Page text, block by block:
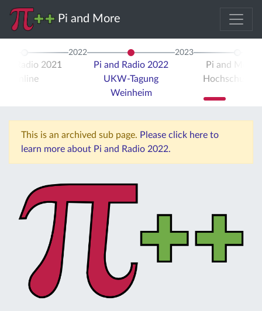
Pi and More
Radio 2021
Online
2022
Pi and Radio 2022
UKW-Tagung
Weinheim
2023
Pi and More
Hochschule
This is an archived sub page. Please click here to
learn more about Pi and Radio 2022.